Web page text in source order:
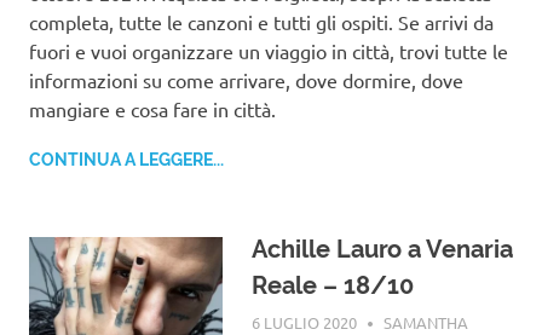
completa, tutte le canzoni e tutti gli ospiti. Se arrivi da
fuori e vuoi organizzare un viaggio in città, trovi tutte le
informazioni su come arrivare, dove dormire, dove
mangiare e cosa fare in città.
CONTINUA A LEGGERE...
Achille Lauro a Venaria
Reale – 18/10
6 LUGLIO 2020
SAMANTHA